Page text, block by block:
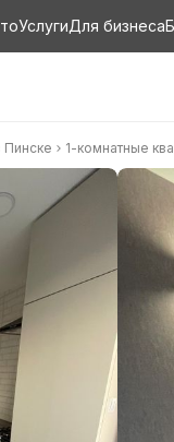
УслугиДля бизнеса
Пинске 1-комнатные